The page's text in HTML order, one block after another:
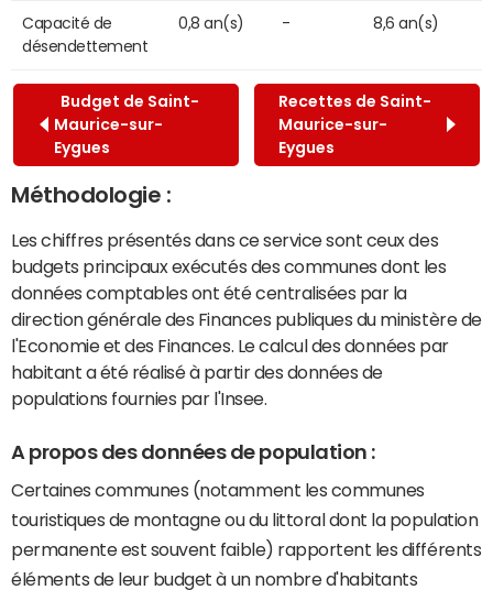
Capacité de
désendettement
0,8 an(s) - 8,6 an(s)
Budget de Saint-
Maurice-sur-
Eygues
Recettes de Saint-
Maurice-sur-
Eygues
Méthodologie :
Les chiffres présentés dans ce service sont ceux des
budgets principaux exécutés des communes dont les
données comptables ont été centralisées par la
direction générale des Finances publiques du ministère de
l'Economie et des Finances. Le calcul des données par
habitant a été réalisé à partir des données de
populations fournies par l'Insee.
A propos des données de population :
Certaines communes (notamment les communes
touristiques de montagne ou du littoral dont la population
permanente est souvent faible) rapportent les différents
éléments de leur budget à un nombre d'habitants